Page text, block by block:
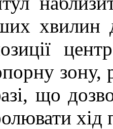
хвилин
що
хід